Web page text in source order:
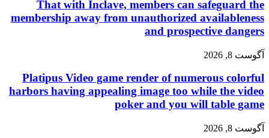
That with Inclave, members can safeguard the
membership away from unauthorized availableness
and prospective dangers
آگوست 8, 2026
Platipus Video game render of numerous colorful
harbors having appealing image too while the video
poker and you will table game
آگوست 8, 2026